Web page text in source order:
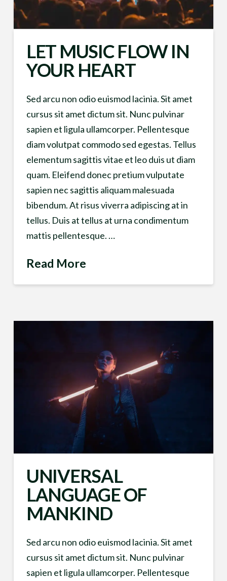
LET MUSIC FLOW IN
YOUR HEART
Sed arcu non odio euismod lacinia. Sit amet
cursus sit amet dictum sit. Nunc pulvinar
sapien et ligula ullamcorper. Pellentesque
diam volutpat commodo sed egestas. Tellus
elementum sagittis vitae et leo duis ut diam
quam. Eleifend donec pretium vulputate
sapien nec sagittis aliquam malesuada
bibendum. At risus viverra adipiscing at in
tellus. Duis at tellus at urna condimentum
mattis pellentesque. …
Read More
UNIVERSAL
LANGUAGE OF
MANKIND
Sed arcu non odio euismod lacinia. Sit amet
cursus sit amet dictum sit. Nunc pulvinar
sapien et ligula ullamcorper. Pellentesque